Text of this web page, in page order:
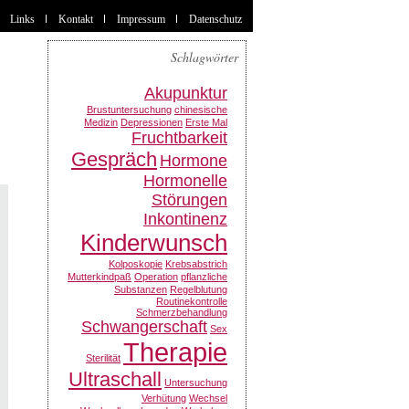
Links Kontakt Impressum Datenschutz
Schlagwörter
Akupunktur
Brustuntersuchung chinesische
Medizin Depressionen Erste Mal
Fruchtbarkeit
Gespräch Hormone
Hormonelle
Störungen
Inkontinenz
Kinderwunsch
Kolposkopie Krebsabstrich
Mutterkindpaß Operation pflanzliche
Substanzen Regelblutung
Routinekontrolle
Schmerzbehandlung
Schwangerschaft Sex
Sterilität Therapie
Ultraschall
Untersuchung
Verhütung Wechsel